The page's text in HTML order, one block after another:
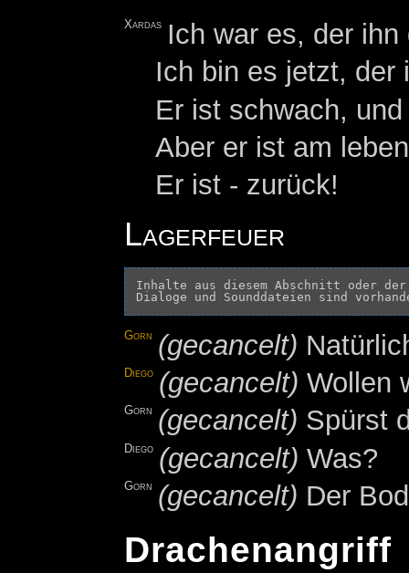
Xardas Ich war es, der
Ich bin es jetzt, der
Er ist schwach,
Aber er ist am
Er ist - zurück!
Lagerfeuer
Inhalte aus diesem Abschnitt oder
Gorn (gecancelt)
Diego (gecancelt) Wollen
Gorn (gecancelt) Spürst
Diego (gecancelt) Was?
Gorn (gecancelt) Der
Drachenangriff